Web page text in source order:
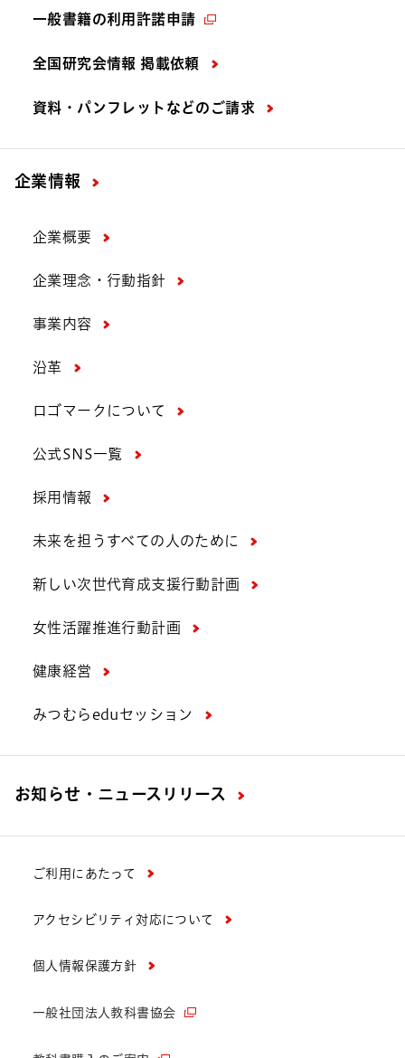
一般書籍の利用許諾申請
全国研究会情報 掲載依頼
資料・パンフレットなどの ご請求
企業情報
企業概要
企業理念・行動指針
事業内容
沿革
ロゴマークについて
公式SNS一覧
採用情報
未来を担うすべての人のために
新しい次世代育成支援行動計画
女性活躍推進行動計画
健康経営
みつむらeduセッション
お知らせ・ニュースリリース
ご利用にあたって
アクセシビリティ対応について
個人情報保護方針
一般社団法人教科書協会